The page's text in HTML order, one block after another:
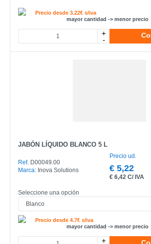
Precio desde 3.22€ s/iva
mayor cantidad -> menor precio
+
-
JABÓN LÍQUIDO BLANCO 5 L
Ref. D00049.00
Marca: Inova Solutions
Precio ud.
€ 5,22
€ 6,42 C/ IVA
Seleccione una opción
Precio desde 4.7€ s/iva
mayor cantidad -> menor precio
+